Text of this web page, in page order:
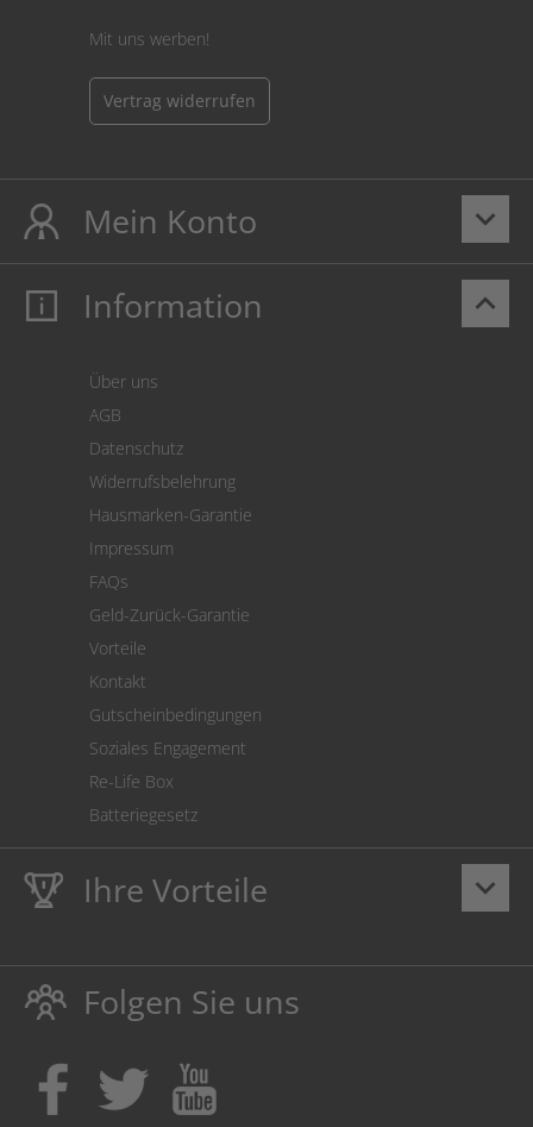
Mit uns werben!
Vertrag widerrufen
keyboard_arrow_down
Mein Konto
Mein Konto
Cookie Einstellungen
keyboard_arrow_up
Information
Über uns
AGB
Datenschutz
Widerrufsbelehrung
Hausmarken-Garantie
Impressum
FAQs
Geld-Zurück-Garantie
Vorteile
Kontakt
Gutscheinbedingungen
Soziales Engagement
Re-Life Box
Batteriegesetz
keyboard_arrow_down
Ihre Vorteile
LebenslangeHausmarke Garantieauf Toner und Tinte
schützt auch Ihren Drucker.
Umweltfreundlich dadurch Abfallvermeidung.
Kaufen Sie Tinte & Toner ruhig da, wo Ihre Kinder einen
Ausbildungsplatz bekommen!
Folgen Sie uns